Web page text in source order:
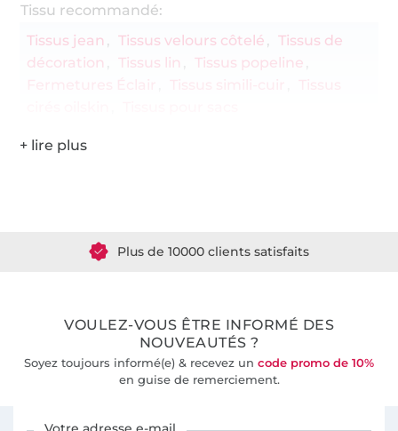
Tissu recommandé:
Tissus jean
Tissus velours côtelé
Tissus de
décoration
Tissus lin
Tissus popeline
VOULEZ-VOUS ÊTRE INFORMÉ DES
NOUVEAUTÉS ?
Soyez toujours informé(e) & recevez un code promo de 10%
en guise de remerciement.